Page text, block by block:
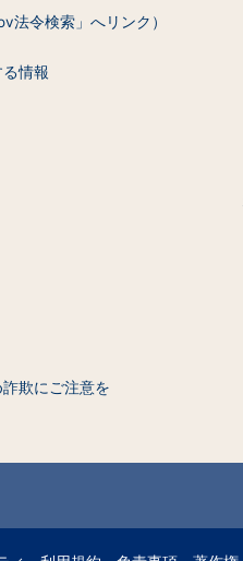
法令検索」へリンク）
情報
欺にご注意を